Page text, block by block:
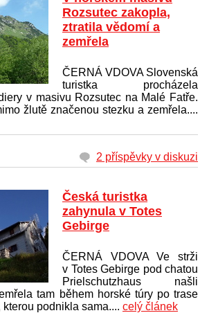
Rozsutec zakopla,
ztratila vědomí a
zemřela
ČERNÁ VDOVA Slovenská
turistka procházela
v masivu Rozsutec na Malé Fatře.
žlutě značenou stezku a zemřela....
2 příspěvky v diskuzi
Česká turistka
zahynula v Totes
Gebirge
ČERNÁ VDOVA Ve strži
v Totes Gebirge pod chatou
Prielschutzhaus našli
tam během horské túry po trase
podnikla sama.... celý článek